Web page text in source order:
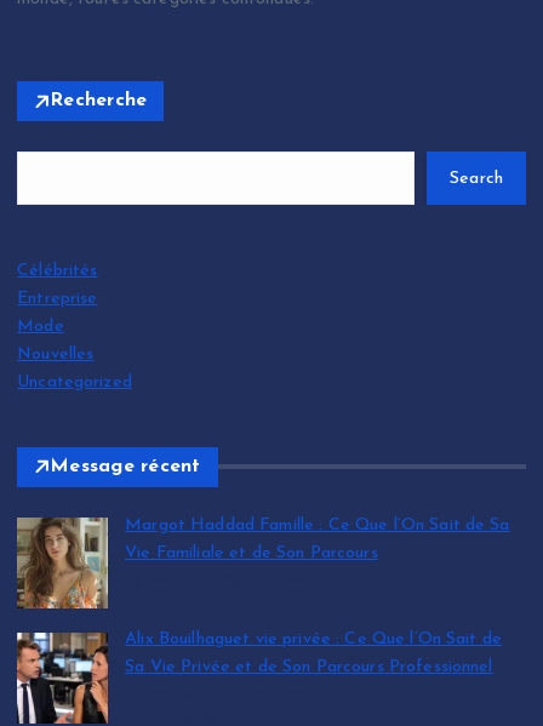
Recherche
Search
Célébrités
Entreprise
Mode
Nouvelles
Uncategorized
Message récent
Margot Haddad Famille : Ce Que l’On Sait de Sa
Vie Familiale et de Son Parcours
Alix Bouilhaguet vie privée : Ce Que l’On Sait de
Sa Vie Privée et de Son Parcours Professionnel